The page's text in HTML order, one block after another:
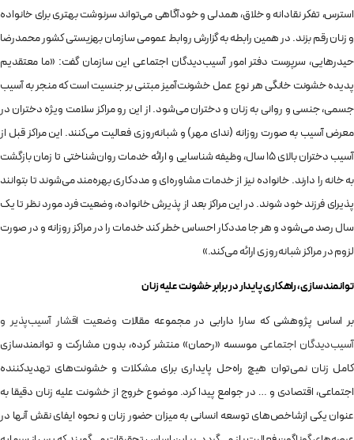
استرس، تفکر نقادانه و خلاق، همدلی و خودآگاهی می‌تواند سرنوشت بهتری برای خانواده
و زنان رقم بزند. در همین رابطه به گزارش روابط عمومی سازمان بهزیستی کشور محمدرضا
حیدرهایی، سرپرست دفتر امور آسیب‌دیدگان اجتماعی این سازمان گفت: «ما معتقدیم
پدیده خشونت خانگی هر نوع عمل خشونت‌آمیز مبتنی بر جنسیت است که منجر به آسیب
جسمی، جنسی و روانی به زنان و دختران می‌شود. از این رو مراکز سلامت ویژه دختران در
معرض آسیب به صورت روزانه (ندای مهر) و شبانه‌روزی فعالیت می‌کنند. این مراکز قبل از
آسیب دختران بالای ۱۵ سال، وظیفه شناسایی و ارائه خدمات روان‌شناختی تا زمان بازگشت
به خانه را دارند. خانواده نیز از خدمات مشاوره‌ای و مددکاری بهره‌مند می‌شوند تا بتوانند
پذیرای فرزند خود شوند. در این مراکز بعد از پذیرش خانواده، وضعیت فرد مورد نظر تا یک
سال رصد می‌شود و هر جا مددکار احساس خطر کند خدمات را در مراکز روزانه و در صورت
لزوم در مراکز شبانه‌روزی ارائه می‌کند.»
توانمندسازی، راهکاری پایدار در برابر خشونت علیه زنان
بر اساس پژوهشی که سارا دارابی در مجموعه مقالات وضعیت اقشار آسیب‌پذیر و
آسیب‌دیدگان اجتماعی موسسه «رحمان» منتشر کرده، بدون مشارکت و توانمندسازی
کامل زنان نمی‌توان هیچ راه‌حل پایداری برای مشکلات و خشونت‌های تهدید‌کننده
اجتماعی، اقتصادی و … در جوامع پیدا کرد. موضوع خروج از خشونت علیه زنان دقیقا به
عنوان یکی ازشاخص‌های توسعه انسانی به میزان حضور زنان و نحوه ایفای نقش آنها در